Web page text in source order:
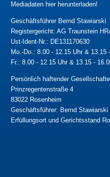
Mediadaten hier herunterladen!
Geschäftsführer Bernd Stawiarski
Registergericht: AG Traunstein
Ust-Ident-Nr.: DE131170630
Mo.-Do.: 8.00 - 12.15 Uhr & 13.15
Fr.: 8.00 - 12.15 Uhr & 13.15 -
Persönlich haftender
Prinzregentenstraße 4
83022 Rosenheim
Geschäftsführer: Bernd Stawiarski
Erfüllungsort und Gerichtsstand